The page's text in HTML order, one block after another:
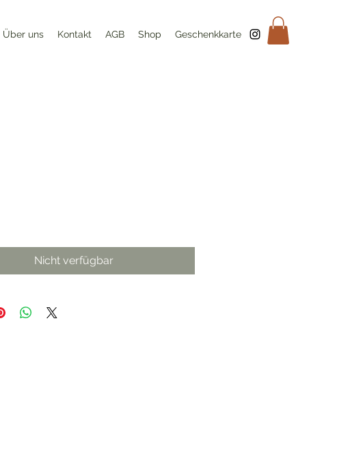
Über uns Kontakt AGB Shop Geschenkkarte
Nicht verfügbar